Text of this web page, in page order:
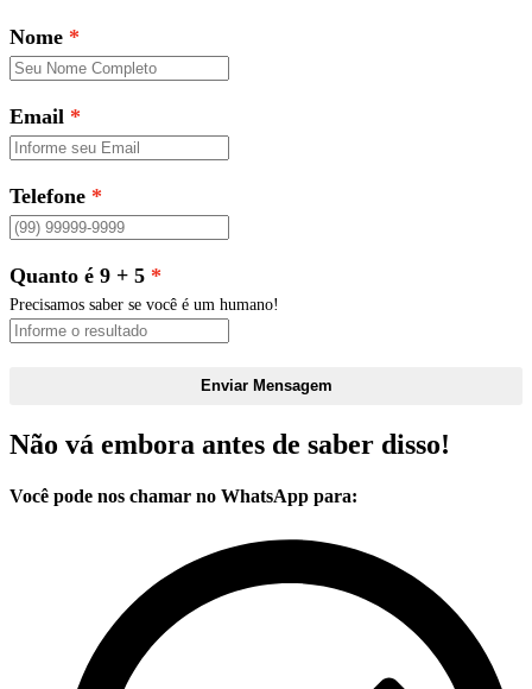
Nome
Email
Telefone
Quanto é 9 + 5
Precisamos saber se você é um humano!
Enviar Mensagem
Não vá embora antes de saber disso!
Você pode nos chamar no WhatsApp para: